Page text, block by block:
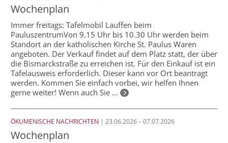
Wochenplan
Immer freitags: Tafelmobil Lauffen beim
PauluszentrumVon 9.15 Uhr bis 10.30 Uhr werden beim
Standort an der katholischen Kirche St. Paulus Waren
angeboten. Der Verkauf findet auf dem Platz statt, der über
die Bismarckstraße zu erreichen ist. Für den Einkauf ist ein
Tafelausweis erforderlich. Dieser kann vor Ort beantragt
werden. Kommen Sie einfach vorbei, wir helfen Ihnen
gerne weiter! Wenn auch Sie …
ÖKUMENISCHE NACHRICHTEN | 23.06.2026 – 07.07.2026
Wochenplan